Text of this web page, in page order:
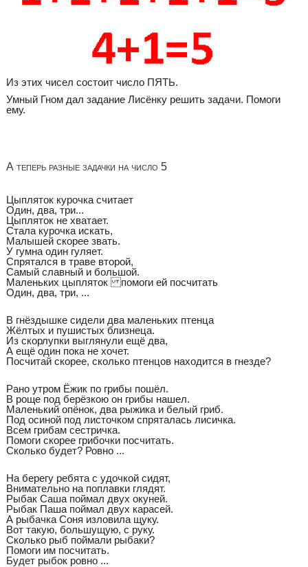
Из этих чисел состоит число ПЯТЬ.
Умный Гном дал задание Лисёнку решить задачи. Помоги
ему.
А теперь разные задачки на число 5
Цыпляток курочка считает
Один, два, три...
Цыпляток не хватает.
Стала курочка искать,
Малышей скорее звать.
У гумна один гуляет.
Спрятался в траве второй,
Самый славный и большой.
Маленьких цыпляток помоги ей посчитать
Один, два, три, ...
В гнёздышке сидели два маленьких птенца
Жёлтых и пушистых близнеца.
Из скорлупки выглянули ещё два,
А ещё один пока не хочет.
Посчитай скорее, сколько птенцов находится в гнезде?
Рано утром Ёжик по грибы пошёл.
В роще под берёзкою он грибы нашел.
Маленький опёнок, два рыжика и белый гриб.
Под осиной под листочком спряталась лисичка.
Всем грибам сестричка.
Помоги скорее грибочки посчитать.
Сколько будет? Ровно ...
На берегу ребята с удочкой сидят,
Внимательно на поплавки глядят.
Рыбак Саша поймал двух окуней.
Рыбак Паша поймал двух карасей.
А рыбачка Соня изловила щуку.
Вот такую, большущую, с руку.
Сколько рыб поймали рыбаки?
Помоги им посчитать.
Будет рыбок ровно ...